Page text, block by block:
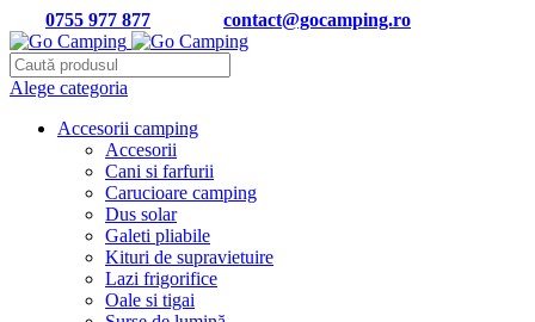
0755 977 877 contact@gocamping.ro
Alege categoria
Accesorii camping
Accesorii
Cani si farfurii
Carucioare camping
Dus solar
Galeti pliabile
Kituri de supravietuire
Lazi frigorifice
Oale si tigai